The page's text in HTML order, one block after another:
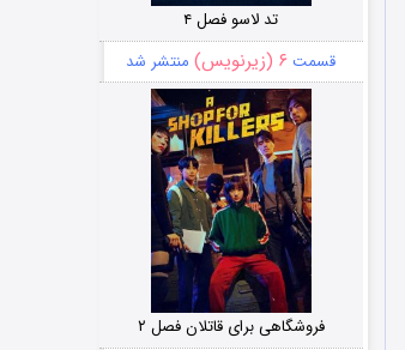
تد لاسو فصل ۴
قسمت ۶ (زیرنویس) منتشر شد
فروشگاهی برای قاتلان فصل ۲